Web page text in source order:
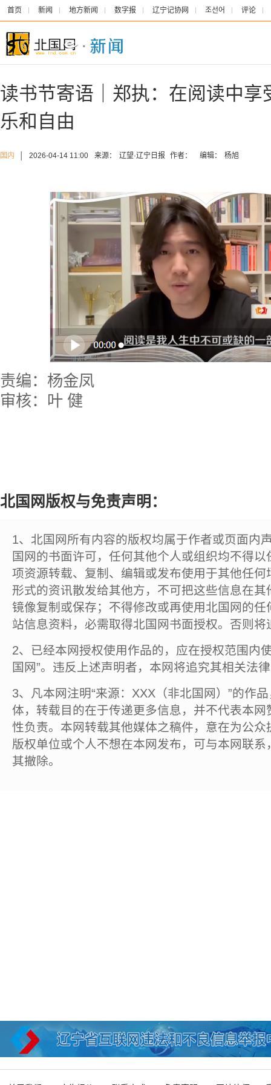
首页 新闻 地方新闻 数字报 辽宁记协网 조선어 评论
读书节寄语｜郑执：在阅读中享
乐和自由
国内 2026-04-14 11:00 来源： 辽望·辽宁日报 作者： 编辑： 杨旭
责编：杨金凤
审核：叶 健
北国网版权与免责声明：
1、北国网所有内容的版权均属于作者或页面内
国网的书面许可，任何其他个人或组织均不得
项资源转载、复制、编辑或发布使用于其他任
形式的资讯散发给其他方，不可把这些信息在
镜像复制或保存；不得修改或再使用北国网的
站信息资料，必需取得北国网书面授权。否则将
2、已经本网授权使用作品的，应在授权范围内
国网”。违反上述声明者，本网将追究其相关法
3、凡本网注明“来源：XXX（非北国网）”的作
体，转载目的在于传递更多信息，并不代表本
性负责。本网转载其他媒体之稿件，意在为公
版权单位或个人不想在本网发布，可与本网联
其撤除。